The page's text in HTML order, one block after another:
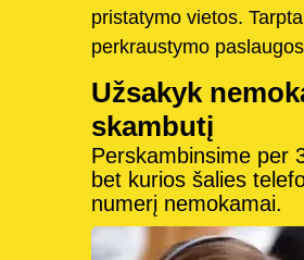
pristatymo vietos.
perkraustymo
Užsakyk
skambutį
Perskambinsime per
bet kurios šalies
numerį nemokamai.